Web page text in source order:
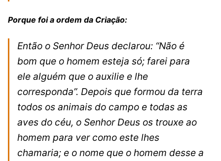
Porque foi a ordem da Criação:
Então o Senhor Deus declarou: “Não é
bom que o homem esteja só; farei para
ele alguém que o auxilie e lhe
corresponda”. Depois que formou da terra
todos os animais do campo e todas as
aves do céu, o Senhor Deus os trouxe ao
homem para ver como este lhes
chamaria; e o nome que o homem desse a